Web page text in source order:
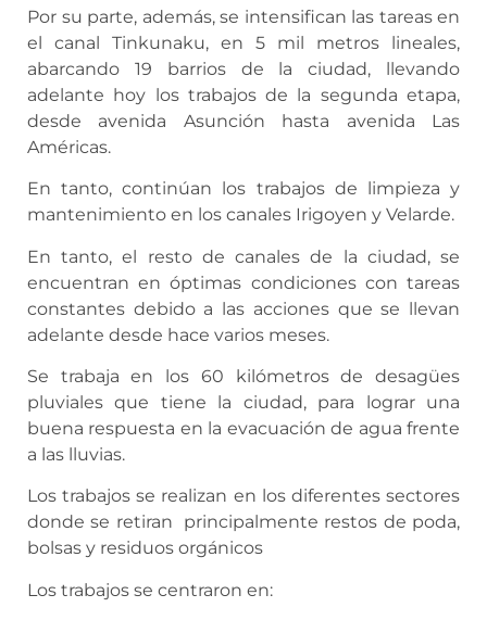
Por su parte, además, se intensifican las tareas en
el canal Tinkunaku, en 5 mil metros lineales,
abarcando 19 barrios de la ciudad, llevando
adelante hoy los trabajos de la segunda etapa,
desde avenida Asunción hasta avenida Las
Américas.
En tanto, continúan los trabajos de limpieza y
mantenimiento en los canales Irigoyen y Velarde.
En tanto, el resto de canales de la ciudad, se
encuentran en óptimas condiciones con tareas
constantes debido a las acciones que se llevan
adelante desde hace varios meses.
Se trabaja en los 60 kilómetros de desagües
pluviales que tiene la ciudad, para lograr una
buena respuesta en la evacuación de agua frente
a las lluvias.
Los trabajos se realizan en los diferentes sectores
donde se retiran principalmente restos de poda,
bolsas y residuos orgánicos
Los trabajos se centraron en: